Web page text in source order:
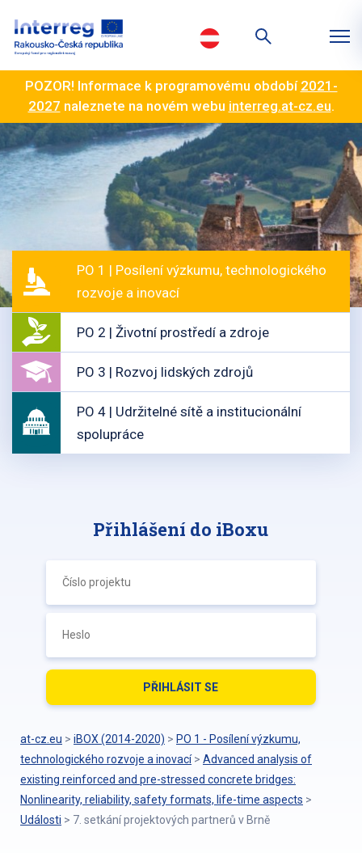
POZOR! Informace k programovému období 2021-
2027 naleznete na novém webu interreg.at-cz.eu.
PO 1 | Posílení výzkumu, technologického
rozvoje a inovací
PO 2 | Životní prostředí a zdroje
PO 3 | Rozvoj lidských zdrojů
PO 4 | Udržitelné sítě a institucionální
spolupráce
Přihlášení do iBoxu
at-cz.eu > iBOX (2014-2020) > PO 1 - Posílení výzkumu,
technologického rozvoje a inovací > Advanced analysis of
existing reinforced and pre-stressed concrete bridges:
Nonlinearity, reliability, safety formats, life-time aspects >
Události > 7. setkání projektových partnerů v Brně